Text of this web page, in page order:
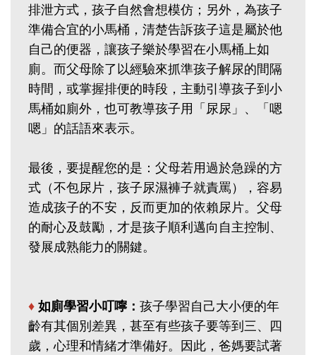
排泄方式，孩子自然會想模仿；另外，為孩子
準備合宜的小馬桶，清楚告訴孩子這是屬於他
自己的便器，讓孩子樂於學習在小馬桶上如
廁。而父母除了以經驗來抓準孩子解尿的間隔
時間，或掌握排便的時段，主動引導孩子到小
馬桶如廁外，也可教導孩子用「尿尿」、「嗯
嗯」的話語來表示。
最後，要提醒您的是：父母若用過於急躁的方
式（不包尿片，孩子尿濕褲子就責罵），容易
造成孩子的不安，反而更加的依賴尿片。父母
的耐心及鼓勵，才是孩子順利邁向自主控制、
發展成熟能力的關鍵。
♦ 如廁學習小叮嚀： 孩子學習自己大小便的年
齡有其個別差異，甚至有些孩子要等到三、四
歲，心理和情緒才準備好。因此，爸媽要試著